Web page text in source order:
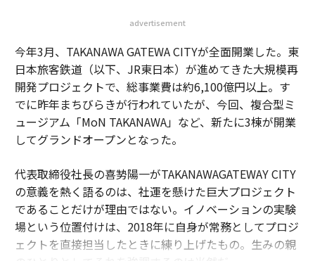
advertisement
今年3月、TAKANAWA GATEWA CITYが全面開業した。東
日本旅客鉄道（以下、JR東日本）が進めてきた大規模再
開発プロジェクトで、総事業費は約6,100億円以上。す
でに昨年まちびらきが行われていたが、今回、複合型ミ
ュージアム「MoN TAKANAWA」など、新たに3棟が開業
してグランドオープンとなった。
代表取締役社長の喜㔟陽一がTAKANAWAGATEWAY CITY
の意義を熱く語るのは、社運を懸けた巨大プロジェクト
であることだけが理由ではない。イノベーションの実験
場という位置付けは、2018年に自身が常務としてプロジ
ェクトを直接担当したときに練り上げたもの。生みの親